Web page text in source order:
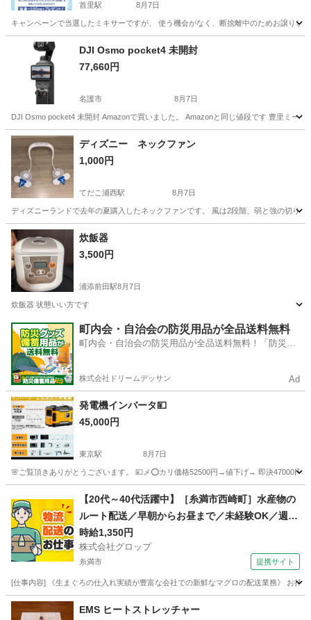
首里駅 8月7日
キャンペーンで当選したミキサーですが、 使う機会がなく、断捨離中のためお譲り
島尻郡 キッチン家電
DJI Osmo pocket4 未開封
77,660円
名護市 8月7日
DJI Osmo pocket4 未開封 Amazonで買いました。 Amazonと同じ値段です 豊里ミート
沖縄 名護市 カメラ
ディズニー ネックファン
1,000円
てだこ浦西駅 8月7日
ディズニーランドで去年の夏購入したネックファンです。 風は2段階、弱と強の切り
沖縄 浦添市 てだこ浦西駅
炊飯器
3,500円
浦添前田駅8月7日
炊飯器 状態いい方です
沖縄 宜野湾市 浦添前田駅 キッチン家電
町内会・自治会の防災用品が全品送料無料
町内会・自治会の防災用品が全品送料無料！「防災備
株式会社ドリームデッサン Ad
発電機インバータ💴
45,000円
東京駅 8月7日
🌸ご覧頂きありがとうございます。 💴メ⭕カリ価格52500円→値下げ→ 即決
東京駅 生活家電
【20代～40代活躍中】［糸満市西崎町］水産物の
ルート配送／早朝からお昼まで／未経験OK／週休
2日／時給1,350円＋ガソリン代／正社員登用前提
時給1,350円
株式会社グロップ
糸満市 提携サイト
[仕事内容] 《生まぐろの仕入れ実績が豊富な会社での新鮮なマグロの配送業務》 お持
沖縄 糸満市 ドライバー
EMS ヒートストレッチャー